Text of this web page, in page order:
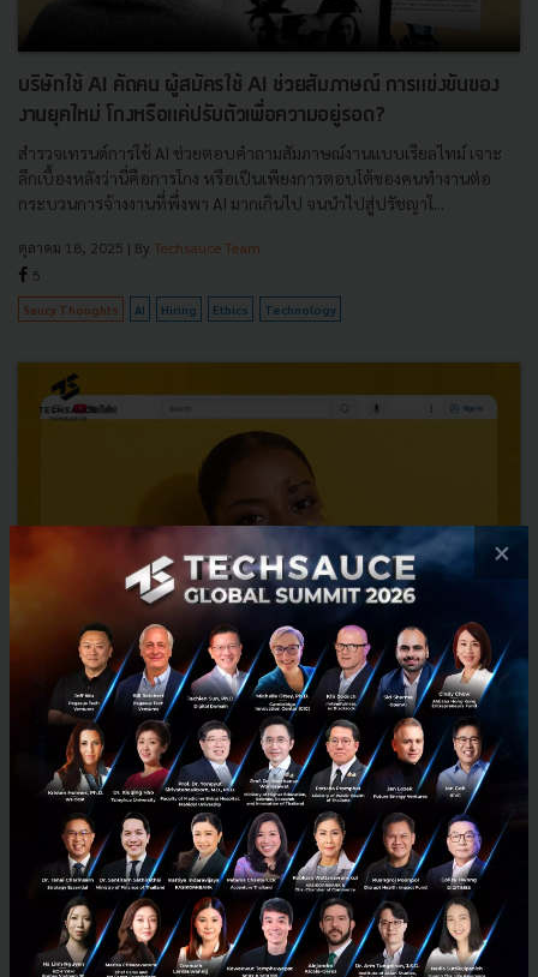
บริษัทใช้ AI คัดคน ผู้สมัครใช้ AI ช่วยสัมภาษณ์ การแข่งขันของ
งานยุคใหม่ โกงหรือแค่ปรับตัวเพื่อความอยู่รอด?
สำรวจเทรนด์การใช้ AI ช่วยตอบคำถามสัมภาษณ์งานแบบเรียลไทม์ เจาะ
ลึกเบื้องหลังว่านี่คือการโกง หรือเป็นเพียงการตอบโต้ของคนทำงานต่อ
กระบวนการจ้างงานที่พึ่งพา AI มากเกินไป จนนำไปสู่ปรัชญาใ...
ตุลาคม 18, 2025 | By Techsauce Team
5
Saucy Thoughts AI Hiring Ethics Technology
หน้าเปลี่ยนไป แบบไม่ได้ขอ! YouTube แอบใช้ AI ‘ปรับแก้’ วิดีโอ
ครีเอเตอร์โวยเหมือนไม่ใช่ตัวเอง
YouTube แอบใช้ AI ปรับปรุงวิดีโอของครีเอเตอร์โดยไม่ได้รับอนุญาต สร้าง
ความไม่พอใจและคำถามถึงความน่าเชื่อถือแก่ครีเอเตอร์จำนวนมาก...
สิงหาคม 26, 2025| By Techsauce Team
AI Ethics YouTube Digital Trust
×